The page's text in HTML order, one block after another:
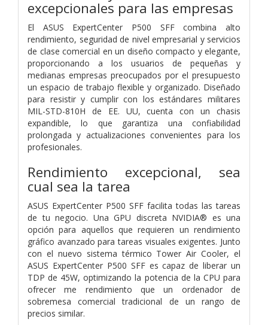
excepcionales para las empresas
El ASUS ExpertCenter P500 SFF combina alto
rendimiento, seguridad de nivel empresarial y servicios
de clase comercial en un diseño compacto y elegante,
proporcionando a los usuarios de pequeñas y
medianas empresas preocupados por el presupuesto
un espacio de trabajo flexible y organizado. Diseñado
para resistir y cumplir con los estándares militares
MIL-STD-810H de EE. UU, cuenta con un chasis
expandible, lo que garantiza una confiabilidad
prolongada y actualizaciones convenientes para los
profesionales.
Rendimiento excepcional, sea
cual sea la tarea
ASUS ExpertCenter P500 SFF facilita todas las tareas
de tu negocio. Una GPU discreta NVIDIA® es una
opción para aquellos que requieren un rendimiento
gráfico avanzado para tareas visuales exigentes. Junto
con el nuevo sistema térmico Tower Air Cooler, el
ASUS ExpertCenter P500 SFF es capaz de liberar un
TDP de 45W, optimizando la potencia de la CPU para
ofrecer me rendimiento que un ordenador de
sobremesa comercial tradicional de un rango de
precios similar.